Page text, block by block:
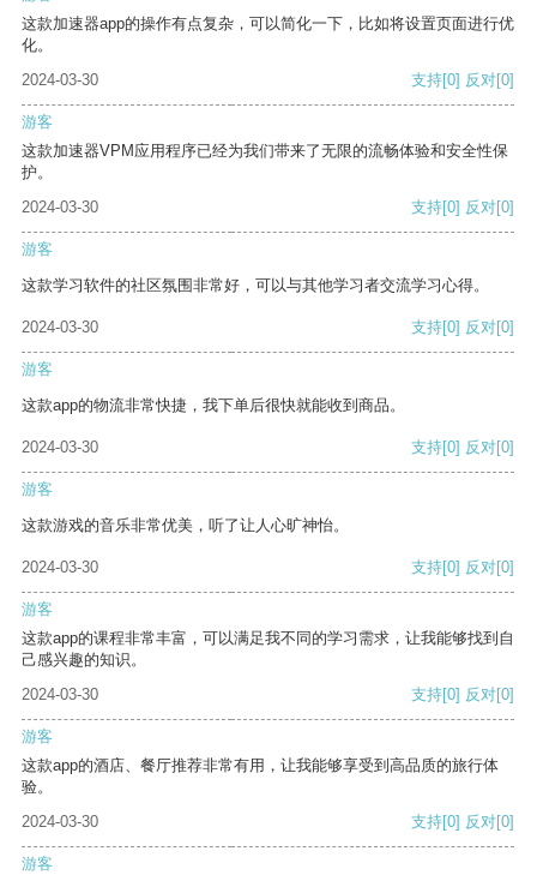
这款加速器app的操作有点复杂，可以简化一下，比如将设置页面进行优
化。
2024-03-30
支持[0] 反对[0]
游客
这款加速器VPM应用程序已经为我们带来了无限的流畅体验和安全性保
护。
2024-03-30
支持[0] 反对[0]
游客
这款学习软件的社区氛围非常好，可以与其他学习者交流学习心得。
2024-03-30 支持[0] 反对[0]
游客
这款app的物流非常快捷，我下单后很快就能收到商品。
2024-03-30 支持[0] 反对[0]
游客
这款游戏的音乐非常优美，听了让人心旷神怡。
2024-03-30 支持[0] 反对[0]
游客
这款app的课程非常丰富，可以满足我不同的学习需求，让我能够找到自
己感兴趣的知识。
2024-03-30
支持[0] 反对[0]
游客
这款app的酒店、餐厅推荐非常有用，让我能够享受到高品质的旅行体
验。
2024-03-30
支持[0] 反对[0]
游客